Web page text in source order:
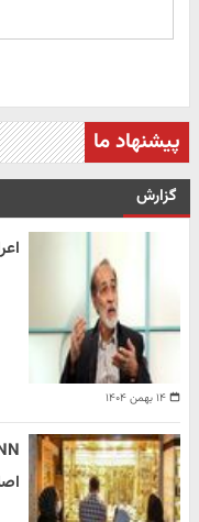
پیشنهاد ما
گزارش
۱۴ بهمن ۱۴۰۴